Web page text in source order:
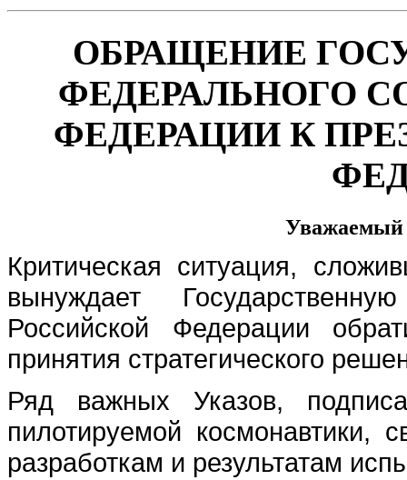
ОБРАЩЕНИЕ
ФЕДЕРАЛЬНОГО
ФЕДЕРАЦИИ К
Уважаемый
Критическая ситуация,
вынуждает
Российской Федерации
принятия стратегического
Ряд важных Указов,
пилотируемой космонавтики,
разработкам и результатам